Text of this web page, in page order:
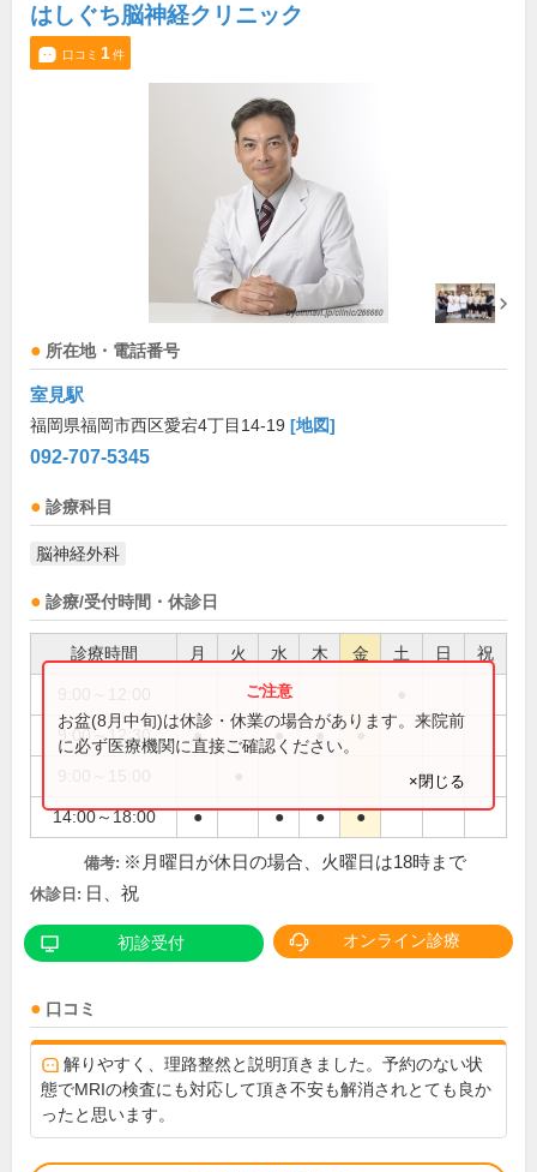
はしぐち脳神経クリニック
口コミ 1件
所在地・電話番号
室見駅
福岡県福岡市西区愛宕4丁目14-19 [地図]
092-707-5345
診療科目
脳神経外科
診療/受付時間・休診日
診療時間 月 火 水 木 金 土 日 祝
9:00～12:30 ● ● ● ●
14:00～18:00 ● ● ● ●
お盆(8月中旬)は休診・休業の場合があります。来院前
に必ず医療機関に直接ご確認ください。
×閉じる
備考: ※月曜日が休日の場合、火曜日は18時まで
休診日: 日、祝
初診受付 オンライン診療
口コミ
解りやすく、理路整然と説明頂きました。予約のない状
態でMRIの検査にも対応して頂き不安も解消されとても良か
ったと思います。